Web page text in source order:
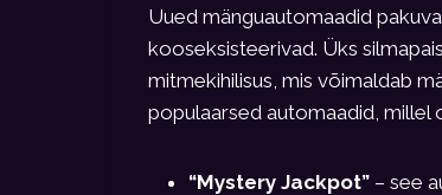
Uued mänguautomaadid
kooseksisteerivad. Üks
mitmekihilisus, mis võimaldab
populaarsed automaadid, millel
“Mystery Jackpot” – see